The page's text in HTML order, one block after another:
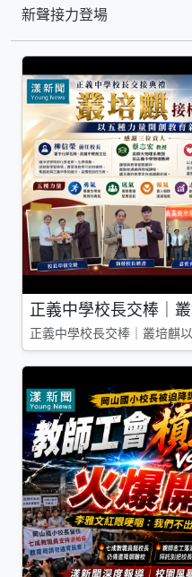
新聲接力登場
正義中學校長交棒｜
正義中學校長交棒｜叢培麒